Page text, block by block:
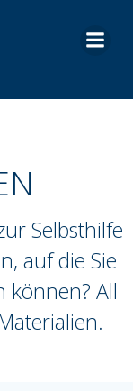
Selbsthilfe
auf die Sie
können? All